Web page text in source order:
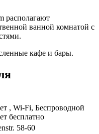
располагают
ванной комнатой с
кафе и бары.
, Wi-Fi, Беспроводной
бесплатно
58-60